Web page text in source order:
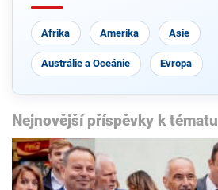
Afrika Amerika Asie
Austrálie a Oceánie Evropa
Nejnovější příspěvky k tématu